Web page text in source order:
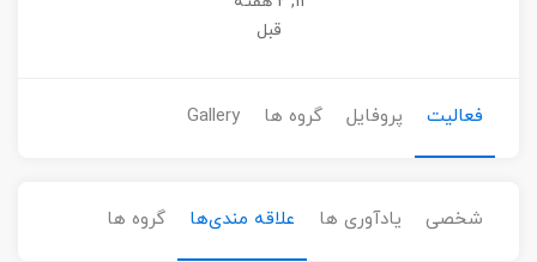
قبل
فعالیت پروفایل گروه ها Gallery
شخصی یادآوری ها علاقه مندی‌ها گروه ها